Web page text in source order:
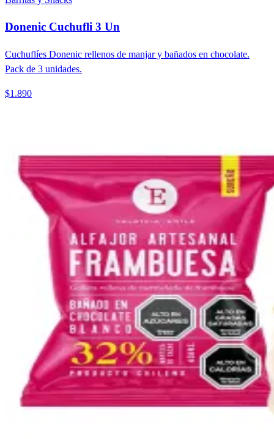
Donenic Cuchufli 3 Un
Cuchuflíes Donenic rellenos de manjar y bañados en chocolate.
Pack de 3 unidades.
$1.890